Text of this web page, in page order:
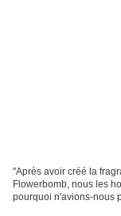
"Après avoir créé la
Flowerbomb, nous les
pourquoi n'avions-nous